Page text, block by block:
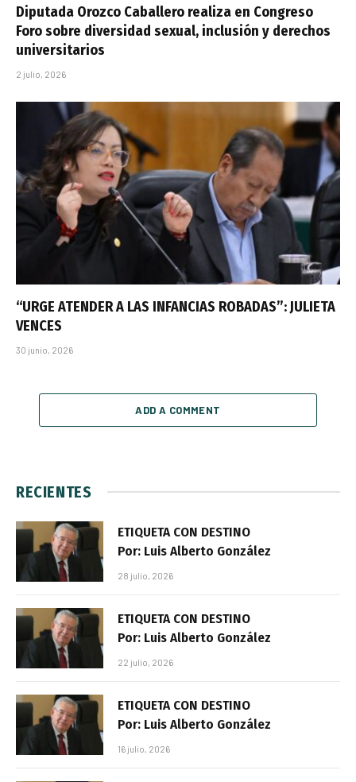
Diputada Orozco Caballero realiza en Congreso
Foro sobre diversidad sexual, inclusión y derechos
universitarios
2 julio, 2026
“URGE ATENDER A LAS INFANCIAS ROBADAS”: JULIETA
VENCES
30 junio, 2026
ADD A COMMENT
RECIENTES
ETIQUETA CON DESTINO
Por: Luis Alberto González
28 julio, 2026
ETIQUETA CON DESTINO
Por: Luis Alberto González
22 julio, 2026
ETIQUETA CON DESTINO
Por: Luis Alberto González
16 julio, 2026